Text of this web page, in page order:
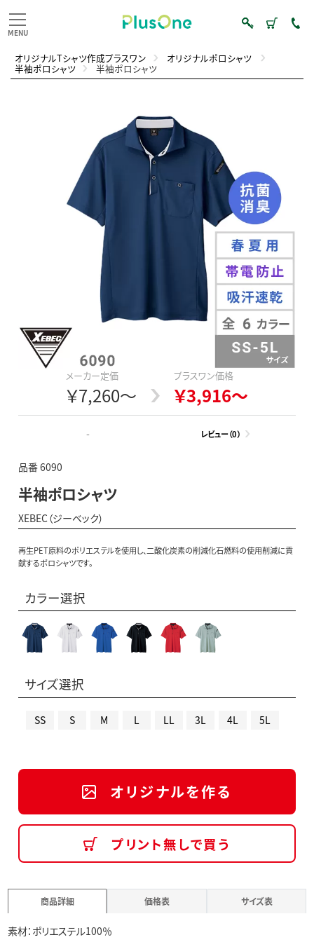
オリジナルTシャツ作成プラスワン オリジナルポロシャツ
半袖ポロシャツ 半袖ポロシャツ
メーカー定価
￥7,260～
プラスワン価格
￥3,916～
- レビュー（0）
品番 6090
半袖ポロシャツ
XEBEC（ジーベック）
再生PET原料のポリエステルを使用し、二酸化炭素の削減化石燃料の使用削減に貢
献するポロシャツです。
カラー選択
サイズ選択
SS S M L LL 3L 4L 5L
オリジナルを作る
プリント無しで買う
商品詳細 価格表 サイズ表
素材：ポリエステル100％